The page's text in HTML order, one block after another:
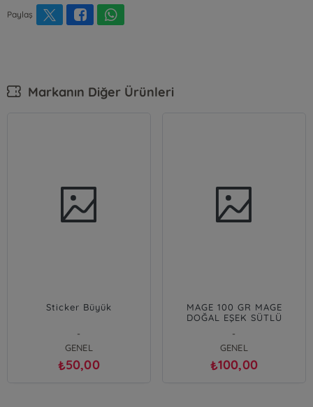
Paylaş
Markanın Diğer Ürünleri
Sticker Büyük
-
GENEL
₺50,00
MAGE 100 GR MAGE
DOĞAL EŞEK SÜTLÜ
-
GENEL
₺100,00